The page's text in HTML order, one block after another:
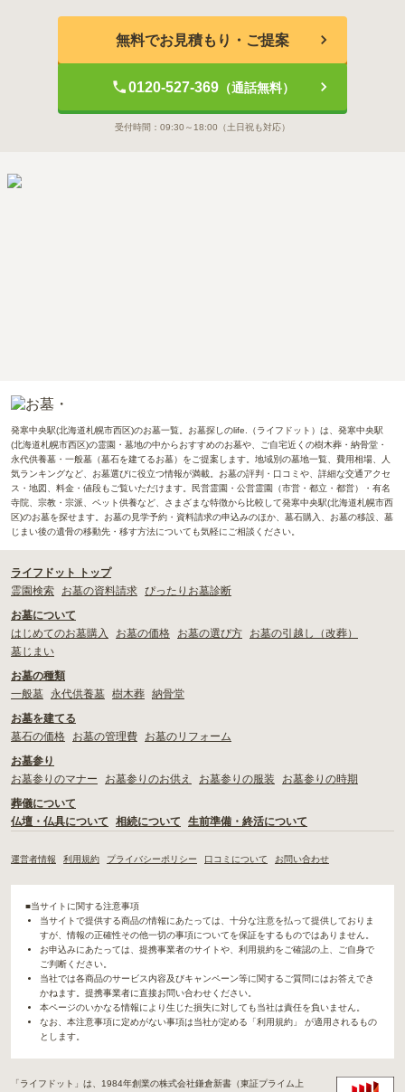
無料でお見積もり・ご提案
0120-527-369（通話無料）
受付時間： 09:30～18:00 （土日祝も対応）
発寒中央駅(北海道札幌市西区)のお墓一覧。お墓探しのlife.（ライフドット）は、発寒中央駅
(北海道札幌市西区)の霊園・墓地の中からおすすめのお墓や、ご自宅近くの樹木葬・納骨堂・
永代供養墓・一般墓（墓石を建てるお墓）をご提案します。地域別の墓地一覧、費用相場、人
気ランキングなど、お墓選びに役立つ情報が満載。お墓の評判・口コミや、詳細な交通アクセ
ス・地図、料金・値段もご覧いただけます。民営霊園・公営霊園（市営・都立・都営）・有名
寺院、宗教・宗派、ペット供養など、さまざまな特徴から比較して発寒中央駅(北海道札幌市西
区)のお墓を探せます。お墓の見学予約・資料請求の申込みのほか、墓石購入、お墓の移設、墓
じまい後の遺骨の移動先・移す方法についても気軽にご相談ください。
ライフドット トップ
霊園検索
お墓の資料請求 ぴったりお墓診断
お墓について
はじめてのお墓購入
お墓の価格 お墓の選び方
お墓の引越し（改葬）
墓じまい
お墓の種類
一般墓
永代供養墓 樹木葬 納骨堂
お墓を建てる
墓石の価格
お墓の管理費
お墓のリフォーム
お墓参り
お墓参りのマナー
お墓参りのお供え お墓参りの服装
お墓参りの時期
葬儀について
仏壇・仏具について
相続について 生前準備・終活について
運営者情報 利用規約 プライバシーポリシー 口コミについて お問い合わせ
■当サイトに関する注意事項
当サイトで提供する商品の情報にあたっては、十分な注意を払って提供しておりま
すが、情報の正確性その他一切の事項についてを保証をするものではありません。
お申込みにあたっては、提携事業者のサイトや、利用規約をご確認の上、ご自身で
ご判断ください。
当社では各商品のサービス内容及びキャンペーン等に関するご質問にはお答えでき
かねます。提携事業者に直接お問い合わせください。
本ページのいかなる情報により生じた損失に対しても当社は責任を負いません。
なお、本注意事項に定めがない事項は当社が定める「利用規約」 が適用されるもの
とします。
「ライフドット」は、1984年創業の株式会社鎌倉新書（東証プライム上